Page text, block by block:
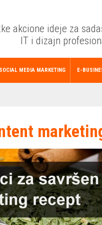
akcione ideje za
IT i dizajn
SOCIAL MEDIA MARKETING E-